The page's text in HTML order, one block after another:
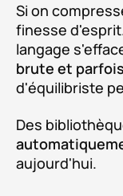
Si on
finesse
langage
brute et
d'équilibriste
Des
aujourd'hui.